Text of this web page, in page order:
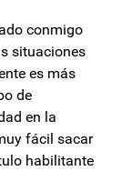
conmigo
situaciones
es más
de
en la
fácil sacar
habilitante